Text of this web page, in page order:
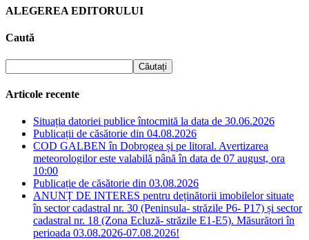
ALEGEREA EDITORULUI
Caută
Articole recente
Situația datoriei publice întocmită la data de 30.06.2026
Publicații de căsătorie din 04.08.2026
COD GALBEN în Dobrogea și pe litoral. Avertizarea
meteorologilor este valabilă până în data de 07 august, ora
10:00
Publicație de căsătorie din 03.08.2026
ANUNȚ DE INTERES pentru deținătorii imobilelor situate
în sector cadastral nr. 30 (Peninsula- străzile P6- P17) și sector
cadastral nr. 18 (Zona Ecluză- străzile E1-E5). Măsurători în
perioada 03.08.2026-07.08.2026!